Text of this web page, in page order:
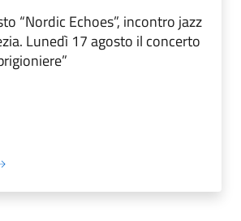
“Nordic Echoes”, incontro jazz
Lunedì 17 agosto il concerto